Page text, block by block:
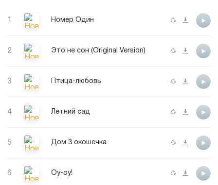
1 Номер Один
2 Это не сон (Original Version)
3 Птица-любовь
4 Летний сад
5 Дом 3 окошечка
6 Оу-оу!